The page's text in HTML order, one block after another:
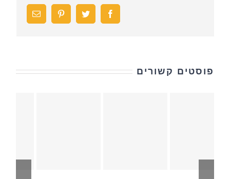
Facebook
Twitter
Pinterestכתובת
דואר
פוסטים קשורים